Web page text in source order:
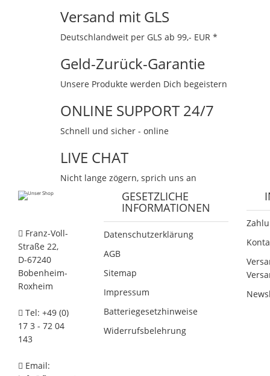
Versand mit GLS
Deutschlandweit per GLS ab 99,- EUR *
Geld-Zurück-Garantie
Unsere Produkte werden Dich begeistern
ONLINE SUPPORT 24/7
Schnell und sicher - online
LIVE CHAT
Nicht lange zögern, sprich uns an
Franz-Voll-
Straße 22,
D-67240
Bobenheim-
Roxheim
Tel: +49 (0)
17 3 - 72 04
143
Email:
GESETZLICHE
INFORMATIONEN
Datenschutzerklärung
AGB
Sitemap
Impressum
Batteriegesetzhinweise
Widerrufsbelehrung